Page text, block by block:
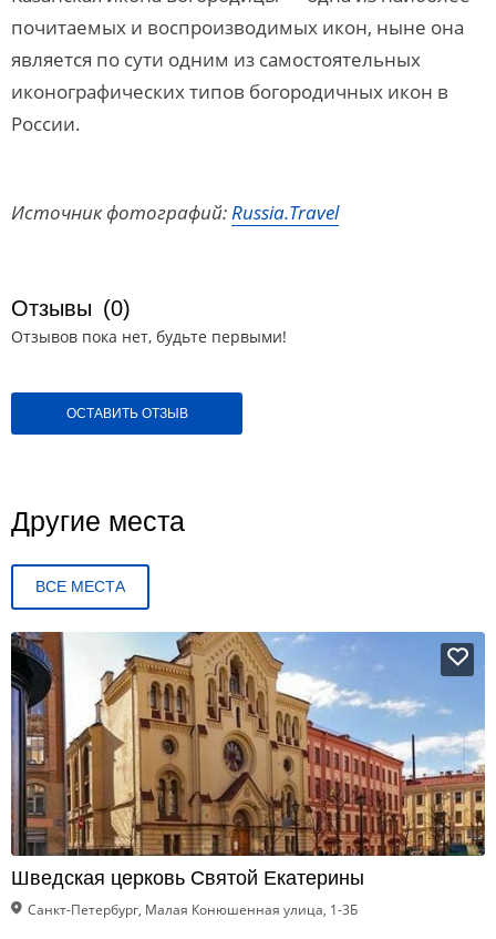
почитаемых и воспроизводимых икон, ныне она
является по сути одним из самостоятельных
иконографических типов богородичных икон в
России.
Источник фотографий:Russia.Travel
Отзывы (0)
Отзывов пока нет, будьте первыми!
ОСТАВИТЬ ОТЗЫВ
Другие места
ВСЕ МЕСТА
Шведская церковь Святой Екатерины
Санкт-Петербург, Малая Конюшенная улица, 1-3Б